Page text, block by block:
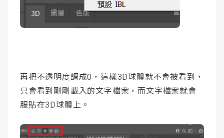
再把不透明度調成0，這樣3D球體就不會被看到，
只會看到剛剛載入的文字檔案，而文字檔案就會
服貼在3D球體上。